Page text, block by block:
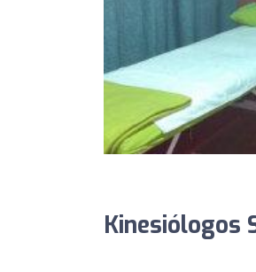
Kinesiólogos